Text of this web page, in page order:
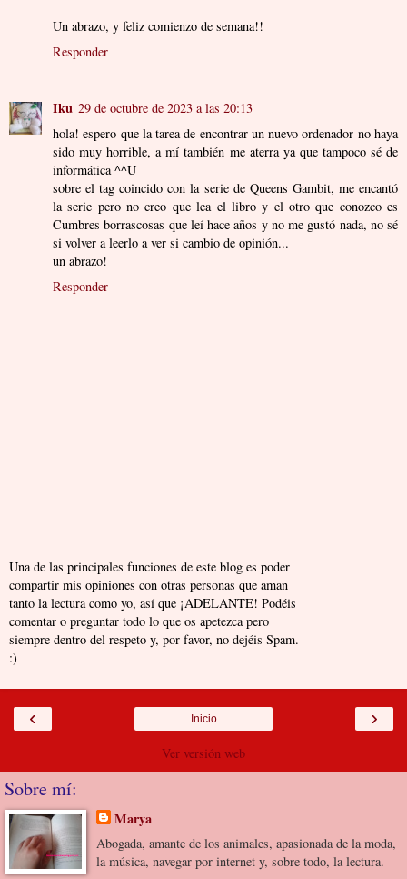
Un abrazo, y feliz comienzo de semana!!
Responder
Iku 29 de octubre de 2023 a las 20:13
hola! espero que la tarea de encontrar un nuevo ordenador no haya
sido muy horrible, a mí también me aterra ya que tampoco sé de
informática ^^U
sobre el tag coincido con la serie de Queens Gambit, me encantó
la serie pero no creo que lea el libro y el otro que conozco es
Cumbres borrascosas que leí hace años y no me gustó nada, no sé
si volver a leerlo a ver si cambio de opinión...
un abrazo!
Responder
Una de las principales funciones de este blog es poder
compartir mis opiniones con otras personas que aman
tanto la lectura como yo, así que ¡ADELANTE! Podéis
comentar o preguntar todo lo que os apetezca pero
siempre dentro del respeto y, por favor, no dejéis Spam.
:)
‹ ›
Inicio
Ver versión web
Sobre mí:
Marya
Abogada, amante de los animales, apasionada de la moda,
la música, navegar por internet y, sobre todo, la lectura.